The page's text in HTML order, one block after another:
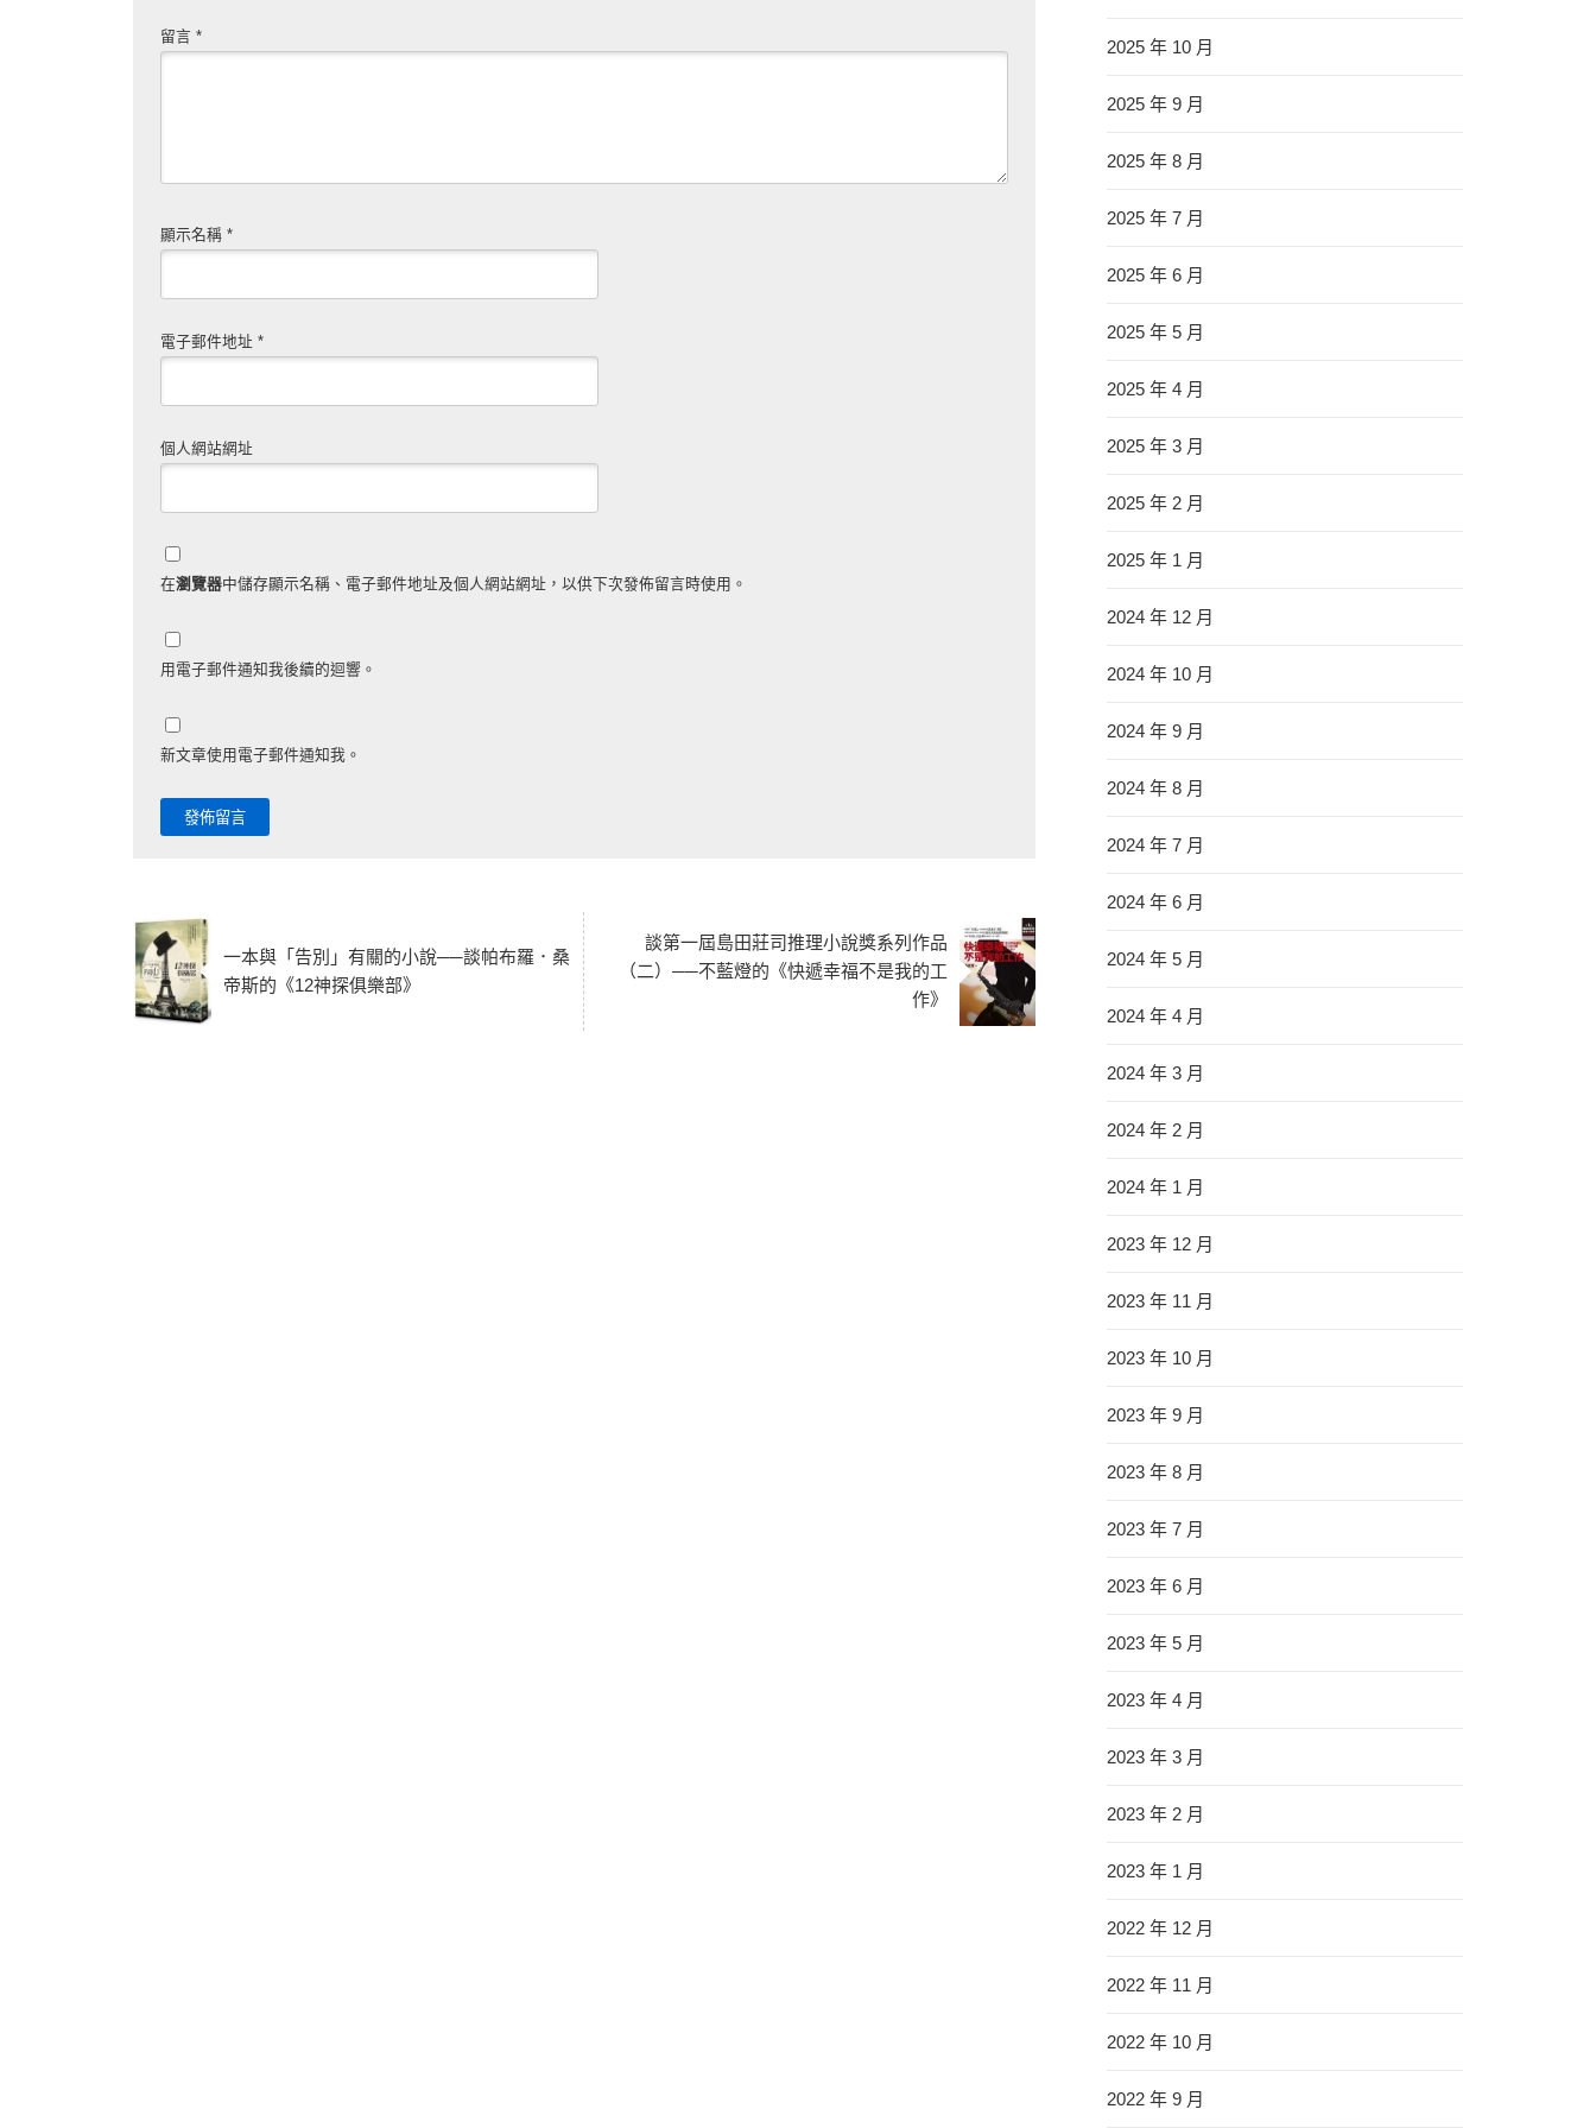
留言 *
顯示名稱 *
電子郵件地址 *
個人網站網址
在瀏覽器中儲存顯示名稱、電子郵件地址及個人網站網址，以供下次發佈留言時使用。
用電子郵件通知我後續的迴響。
新文章使用電子郵件通知我。
一本與「告別」有關的小說──談帕布羅．桑
帝斯的《12神探俱樂部》
談第一屆島田莊司推理小說獎系列作品
（二）──不藍燈的《快遞幸福不是我的工
作》
2025 年 10 月
2025 年 9 月
2025 年 8 月
2025 年 7 月
2025 年 6 月
2025 年 5 月
2025 年 4 月
2025 年 3 月
2025 年 2 月
2025 年 1 月
2024 年 12 月
2024 年 10 月
2024 年 9 月
2024 年 8 月
2024 年 7 月
2024 年 6 月
2024 年 5 月
2024 年 4 月
2024 年 3 月
2024 年 2 月
2024 年 1 月
2023 年 12 月
2023 年 11 月
2023 年 10 月
2023 年 9 月
2023 年 8 月
2023 年 7 月
2023 年 6 月
2023 年 5 月
2023 年 4 月
2023 年 3 月
2023 年 2 月
2023 年 1 月
2022 年 12 月
2022 年 11 月
2022 年 10 月
2022 年 9 月